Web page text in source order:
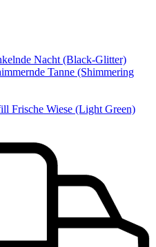
Nacht (Black-Glitter)
Tanne (Shimmering
Frische Wiese (Light Green)